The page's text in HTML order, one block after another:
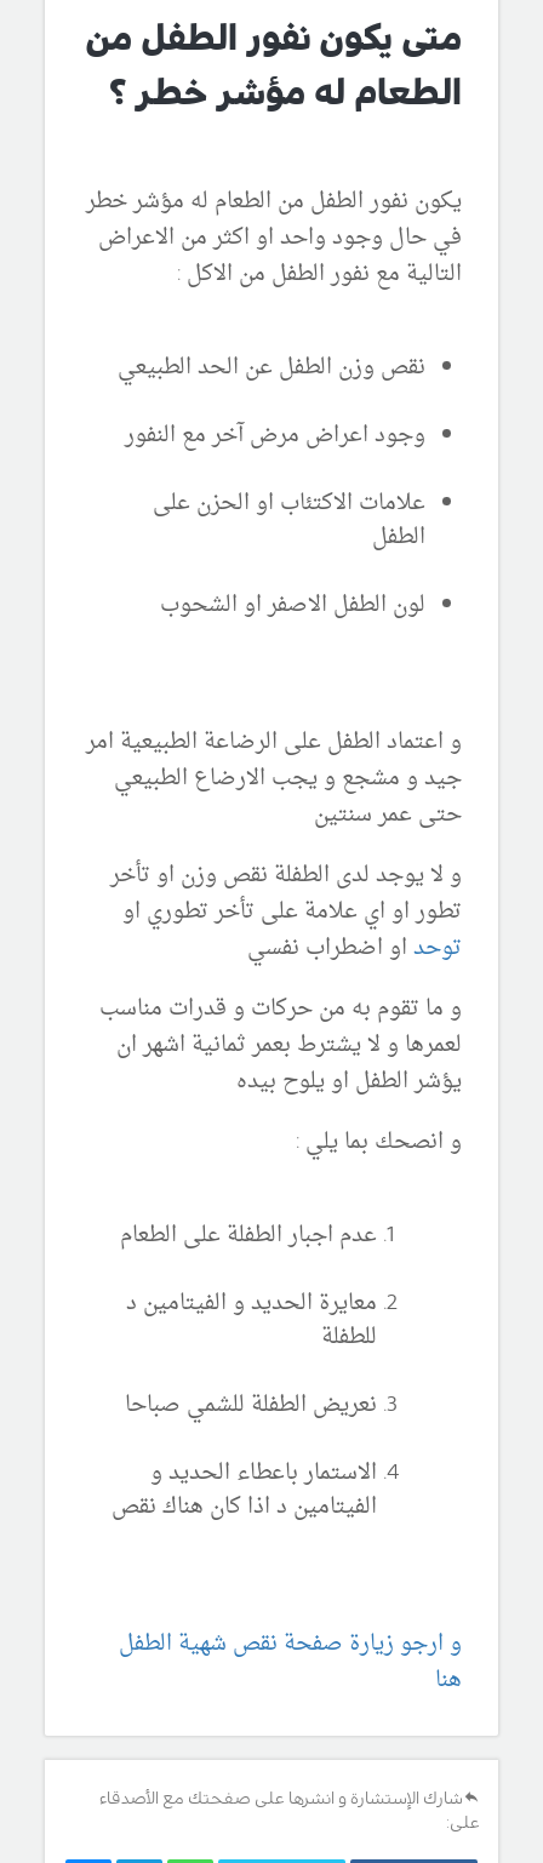
متى يكون نفور الطفل من
الطعام له مؤشر خطر ؟
يكون نفور الطفل من الطعام له مؤشر خطر
في حال وجود واحد او اكثر من الاعراض
التالية مع نفور الطفل من الاكل :
نقص وزن الطفل عن الحد الطبيعي
وجود اعراض مرض آخر مع النفور
علامات الاكتئاب او الحزن على
الطفل
لون الطفل الاصفر او الشحوب
و اعتماد الطفل على الرضاعة الطبيعية امر
جيد و مشجع و يجب الارضاع الطبيعي
حتى عمر سنتين
و لا يوجد لدى الطفلة نقص وزن او تأخر
تطور او اي علامة على تأخر تطوري او
توحداو اضطراب نفسي
و ما تقوم به من حركات و قدرات مناسب
لعمرها و لا يشترط بعمر ثمانية اشهر ان
يؤشر الطفل او يلوح بيده
و انصحك بما يلي :
عدم اجبار الطفلة على الطعام
معايرة الحديد و الفيتامين د
للطفلة
نعريض الطفلة للشمي صباحا
الاستمار باعطاء الحديد و
الفيتامين د اذا كان هناك نقص
و ارجو زيارة صفحة نقص شهية الطفل
هنا
شارك الإستشارة و انشرها على صفحتك مع الأصدقاء
على: